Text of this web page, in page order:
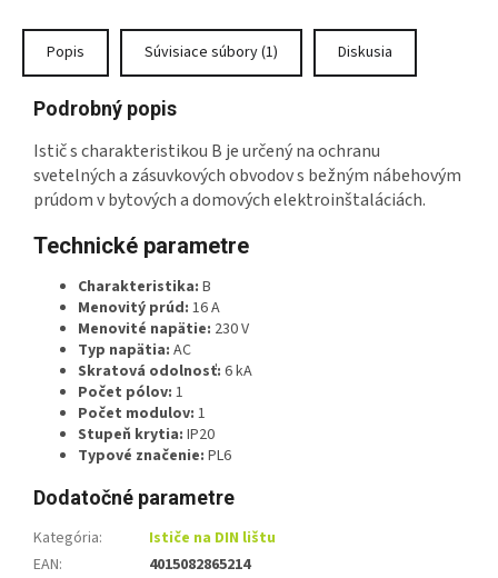
Popis Súvisiace súbory (1) Diskusia
Podrobný popis
Istič s charakteristikou B je určený na ochranu
svetelných a zásuvkových obvodov s bežným nábehovým
prúdom v bytových a domových elektroinštaláciách.
Technické parametre
Charakteristika: B
Menovitý prúd: 16 A
Menovité napätie: 230 V
Typ napätia: AC
Skratová odolnosť: 6 kA
Počet pólov: 1
Počet modulov: 1
Stupeň krytia: IP20
Typové značenie: PL6
Dodatočné parametre
Kategória:
Ističe na DIN lištu
EAN:
4015082865214